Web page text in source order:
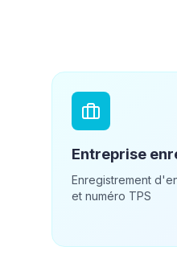
Entreprise
Enregistrement
et numéro TPS